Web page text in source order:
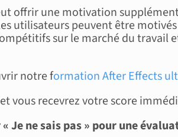
offrir une motivation
utilisateurs peuvent être
sur le marché du
notre formationAfter Effects
vous recevrez votre score
Je ne sais pas » pour une